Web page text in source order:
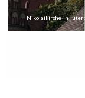
Nikolaikirche in